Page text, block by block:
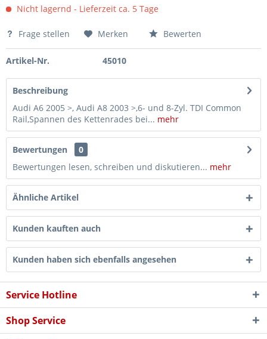
Nicht lagernd - Lieferzeit ca. 5 Tage
Frage stellen Merken Bewerten
Artikel-Nr. 45010
Beschreibung
Audi A6 2005 >, Audi A8 2003 >,6- und 8-Zyl. TDI Common
Rail,Spannen des Kettenrades bei... mehr
Bewertungen
0
Bewertungen lesen, schreiben und diskutieren... mehr
Ähnliche Artikel
Kunden kauften auch
Kunden haben sich ebenfalls angesehen
Service Hotline
Shop Service